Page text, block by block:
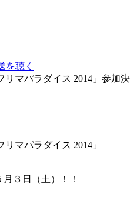
を聴く
リマパラダイス 2014」参加決
リマパラダイス 2014」
３日（土）！！